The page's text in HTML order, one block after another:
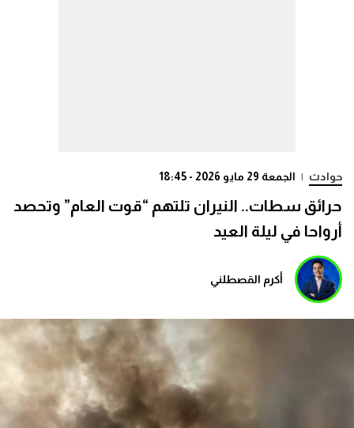
حوادث | الجمعة 29 مايو 2026 - 18:45
حرائق سطات.. النيران تلتهم “قوت العام” وتحصد
أرواحا في ليلة العيد
أكرم القصطلني